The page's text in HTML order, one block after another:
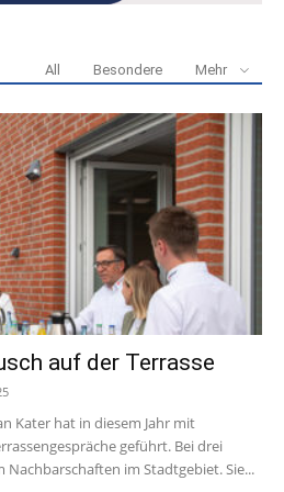
All Besondere Mehr
auf der Terrasse
Kater hat in diesem Jahr mit
geführt. Bei drei
im Stadtgebiet. Sie...